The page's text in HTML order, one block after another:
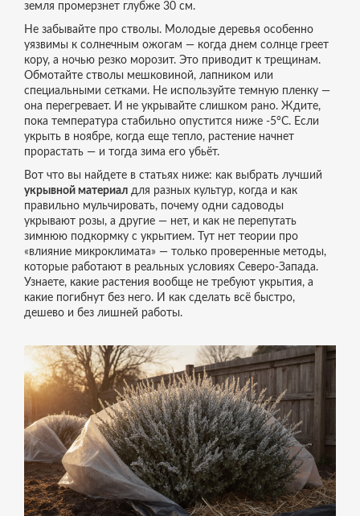
земля промерзнет глубже 30 см.
Не забывайте про стволы. Молодые деревья особенно
уязвимы к солнечным ожогам — когда днем солнце греет
кору, а ночью резко морозит. Это приводит к трещинам.
Обмотайте стволы мешковиной, лапником или
специальными сетками. Не используйте темную пленку —
она перегревает. И не укрывайте слишком рано. Ждите,
пока температура стабильно опустится ниже -5°C. Если
укрыть в ноябре, когда еще тепло, растение начнет
прорастать — и тогда зима его убьёт.
Вот что вы найдете в статьях ниже: как выбрать лучший
укрывной материалдля разных культур, когда и как
правильно мульчировать, почему одни садоводы
укрывают розы, а другие — нет, и как не перепутать
зимнюю подкормку с укрытием. Тут нет теории про
«влияние микроклимата» — только проверенные методы,
которые работают в реальных условиях Северо-Запада.
Узнаете, какие растения вообще не требуют укрытия, а
какие погибнут без него. И как сделать всё быстро,
дешево и без лишней работы.